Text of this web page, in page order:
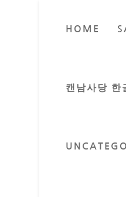
HOME
캔남사당 한